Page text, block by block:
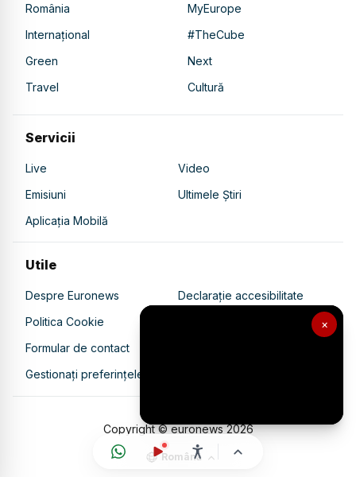
×
România
MyEurope
Internațional
#TheCube
Green
Next
Travel
Cultură
Servicii
Live
Video
Emisiuni
Ultimele Știri
Aplicația Mobilă
Utile
Despre Euronews
Declarație accesibilitate
Politica Cookie
Politica de confidențialitate
Formular de contact
Gestionați preferințele
Copyright © euronews2026
Română